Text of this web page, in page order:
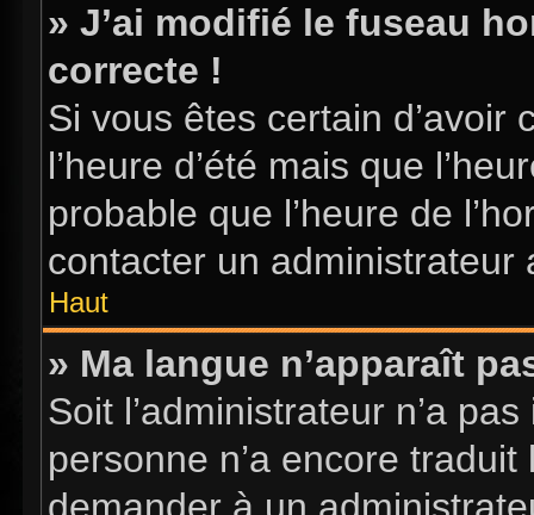
» J’ai modifié le fuseau
correcte !
Si vous êtes certain
l’heure d’été mais que
probable que l’heure de
contacter un
Haut
» Ma langue n’apparaît
Soit l’administrateur n’a
personne n’a encore